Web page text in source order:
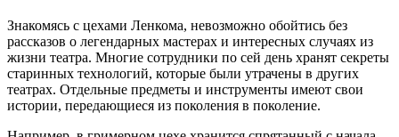
Знакомясь с цехами Ленкома, невозможно обойтись без
рассказов о легендарных мастерах и интересных случаях из
жизни театра. Многие сотрудники по сей день хранят секреты
старинных технологий, которые были утрачены в других
театрах. Отдельные предметы и инструменты имеют свои
истории, передающиеся из поколения в поколение.